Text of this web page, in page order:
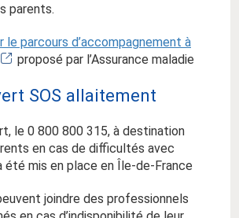
parents.
le parcours d’accompagnement à
proposé par l’Assurance maladie
SOS allaitement
le 0 800 800 315, à destination
en cas de difficultés avec
été mis en place en Île-de-France
joindre des professionnels